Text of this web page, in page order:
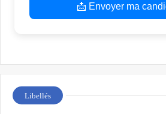
📩 Envoyer ma
Libellés